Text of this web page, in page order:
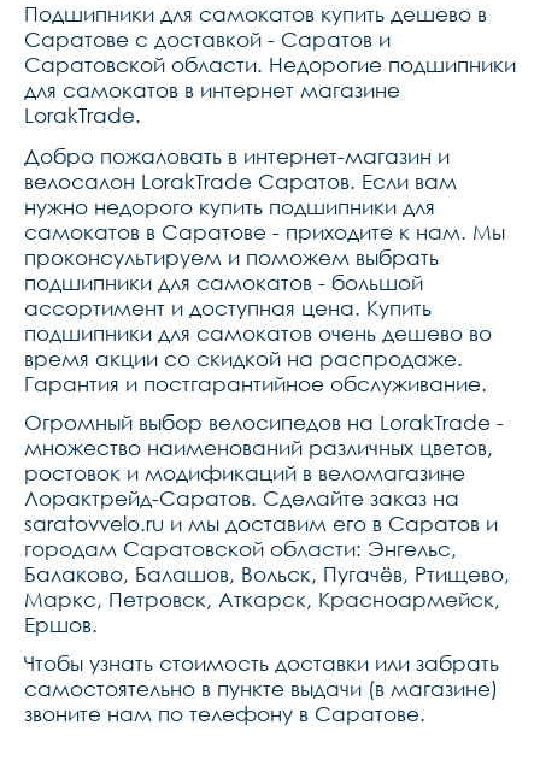
Подшипники для самокатов купить дешево в
Саратове с доставкой - Саратов и
Саратовской области. Недорогие подшипники
для самокатов в интернет магазине
LorakTrade.
Добро пожаловать в интернет-магазин и
велосалон LorakTrade Саратов. Если вам
нужно недорого купить подшипники для
самокатов в Саратове - приходите к нам. Мы
проконсультируем и поможем выбрать
подшипники для самокатов - большой
ассортимент и доступная цена. Купить
подшипники для самокатов очень дешево во
время акции со скидкой на распродаже.
Гарантия и постгарантийное обслуживание.
Огромный выбор велосипедов на LorakTrade -
множество наименований различных цветов,
ростовок и модификаций в веломагазине
Лорактрейд-Саратов. Сделайте заказ на
saratovvelo.ru и мы доставим его в Саратов и
городам Саратовской области: Энгельс,
Балаково, Балашов, Вольск, Пугачёв, Ртищево,
Маркс, Петровск, Аткарск, Красноармейск,
Ершов.
Чтобы узнать стоимость доставки или забрать
самостоятельно в пункте выдачи (в магазине)
звоните нам по телефону в Саратове.